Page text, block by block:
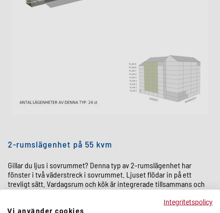
2-rumslägenhet på 55 kvm
Gillar du ljus i sovrummet? Denna typ av 2-rumslägenhet har
fönster i två väderstreck i sovrummet. Ljuset flödar in på ett
trevligt sätt. Vardagsrum och kökär integrerade tillsammans och
dig maten ut på balkongen eller plocka in dina tomater till köket?
Integritetspolicy
Vi använder cookies